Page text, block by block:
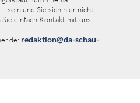
sein und Sie sich hier nicht
einfach Kontakt mit uns
redaktion@da-schau-